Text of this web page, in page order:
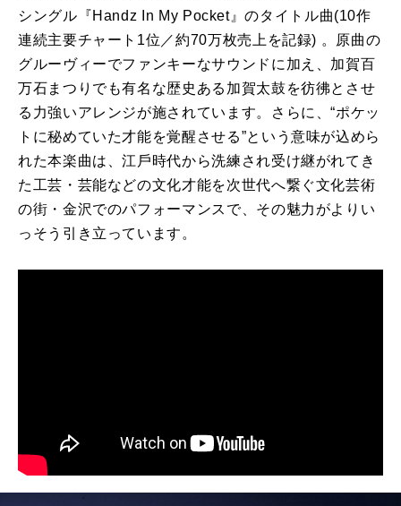
シングル『Handz In My Pocket』のタイトル曲(10作
連続主要チャート1位／約70万枚売上を記録) 。原曲の
グルーヴィーでファンキーなサウンドに加え、加賀百
万⽯まつりでも有名な歴史ある加賀太⿎を彷彿とさせ
る⼒強いアレンジが施されています。さらに、“ポケッ
トに秘めていた才能を覚醒させる”という意味が込めら
れた本楽曲は、江⼾時代から洗練され受け継がれてき
た⼯芸・芸能などの⽂化才能を次世代へ繋ぐ⽂化芸術
の街・⾦沢でのパフォーマンスで、その魅⼒がよりい
っそう引き⽴っています。